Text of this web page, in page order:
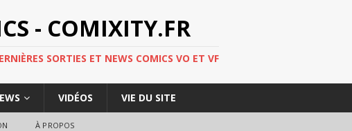
- COMIXITY.FR
SORTIES ET NEWS COMICS VO ET VF
VIDÉOS VIE DU SITE
À PROPOS